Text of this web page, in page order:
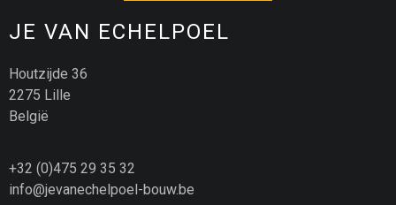
JE VAN ECHELPOEL
Houtzijde 36
2275 Lille
België
+32 (0)475 29 35 32
info@jevanechelpoel-bouw.be